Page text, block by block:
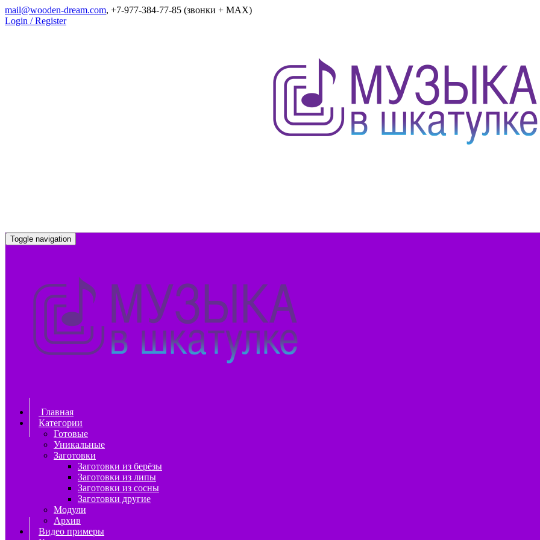
mail@wooden-dream.com, +7-977-384-77-85 (звонки + MAX)
Login / Register
Toggle navigation
Главная
Категории
Готовые
Уникальные
Заготовки
Заготовки из берёзы
Заготовки из липы
Заготовки из сосны
Заготовки другие
Модули
Архив
Видео примеры